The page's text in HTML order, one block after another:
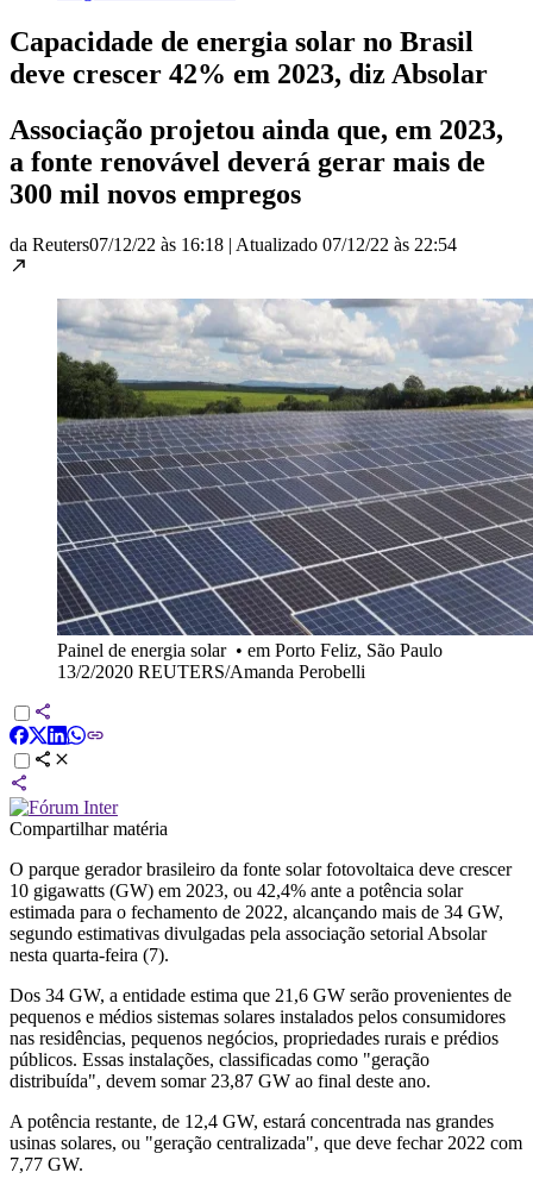
Capacidade de energia solar no Brasil
deve crescer 42% em 2023, diz Absolar
Associação projetou ainda que, em 2023,
a fonte renovável deverá gerar mais de
300 mil novos empregos
da Reuters07/12/22 às 16:18 | Atualizado 07/12/22 às 22:54
Painel de energia solar• em Porto Feliz, São Paulo
13/2/2020 REUTERS/Amanda Perobelli
Compartilhar matéria
O parque gerador brasileiro da fonte solar fotovoltaica deve crescer
10 gigawatts (GW) em 2023, ou 42,4% ante a potência solar
estimada para o fechamento de 2022, alcançando mais de 34 GW,
segundo estimativas divulgadas pela associação setorial Absolar
nesta quarta-feira (7).
Dos 34 GW, a entidade estima que 21,6 GW serão provenientes de
pequenos e médios sistemas solares instalados pelos consumidores
nas residências, pequenos negócios, propriedades rurais e prédios
públicos. Essas instalações, classificadas como "geração
distribuída", devem somar 23,87 GW ao final deste ano.
A potência restante, de 12,4 GW, estará concentrada nas grandes
usinas solares, ou "geração centralizada", que deve fechar 2022 com
7,77 GW.